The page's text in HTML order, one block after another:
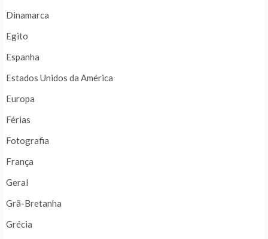
Dinamarca
Egito
Espanha
Estados Unidos da América
Europa
Férias
Fotografia
França
Geral
Grã-Bretanha
Grécia